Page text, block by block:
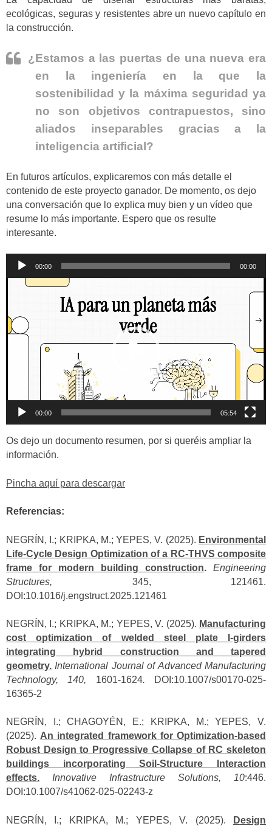
ecológicas, seguras y resistentes abre un nuevo capítulo en
la construcción.
¿Estamos a las puertas de una nueva era
en la ingeniería en la que la
sostenibilidad y la máxima seguridad ya
no son objetivos contrapuestos, sino
aliados inseparables gracias a la
inteligencia artificial?
En futuros artículos, explicaremos con más detalle el
contenido de este proyecto ganador. De momento, os dejo
una conversación que lo explica muy bien y un vídeo que
resume lo más importante. Espero que os resulte
interesante.
Reproductor
audio
00:00 00:00
Reproductor
00:00 05:54
Os dejo un documento resumen, por si queréis ampliar la
información.
Pincha aquí para descargar
Referencias:
NEGRÍN, I.; KRIPKA, M.; YEPES, V. (2025). Environmental
Life-Cycle Design Optimization of a RC-THVS composite
frame for modern building construction.
Engineering
Structures, 345, 121461.
DOI:10.1016/j.engstruct.2025.121461
NEGRÍN, I.; KRIPKA, M.; YEPES, V. (2025). Manufacturing
cost optimization of welded steel plate I-girders
integrating hybrid construction and tapered
geometry. International Journal of Advanced Manufacturing
Technology, 140, 1601-1624.
DOI:10.1007/s00170-025-
16365-2
NEGRÍN, I.; CHAGOYÉN, E.;
KRIPKA, M.; YEPES, V.
(2025). An integrated framework for Optimization-based
Robust Design to Progressive Collapse of RC skeleton
buildings incorporating Soil-Structure Interaction
effects.
Innovative Infrastructure Solutions, 10:446.
DOI:10.1007/s41062-025-02243-z
NEGRÍN, I.; KRIPKA, M.; YEPES, V. (2025).
Design